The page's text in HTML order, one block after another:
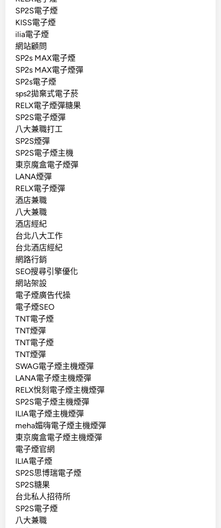
SP2S電子煙
KISS電子煙
ilia電子煙
網站顧問
SP2s MAX電子煙
SP2s MAX電子煙彈
SP2s電子煙
sps2拋棄式電子菸
RELX電子煙彈糖果
SP2S電子煙彈
八大兼職打工
SP2S煙彈
SP2S電子煙主機
東京魔盒電子煙彈
LANA煙彈
RELX電子煙彈
酒店兼職
八大兼職
酒店經紀
台北八大工作
台北酒店經紀
網路行銷
SEO搜尋引擎優化
網站架設
電子煙廣告代操
電子煙SEO
TNT電子煙
TNT煙彈
TNT電子煙
TNT煙彈
SWAG電子煙主機煙彈
LANA電子煙主機煙彈
RELX悅刻電子煙主機煙彈
SP2S電子煙主機煙彈
ILIA電子煙主機煙彈
meha媚嗨電子煙主機煙彈
東京魔盒電子煙主機煙彈
電子煙官網
ILIA電子煙
SP2S思博瑞電子煙
SP2S糖果
台北私人招待所
SP2S電子煙
八大兼職